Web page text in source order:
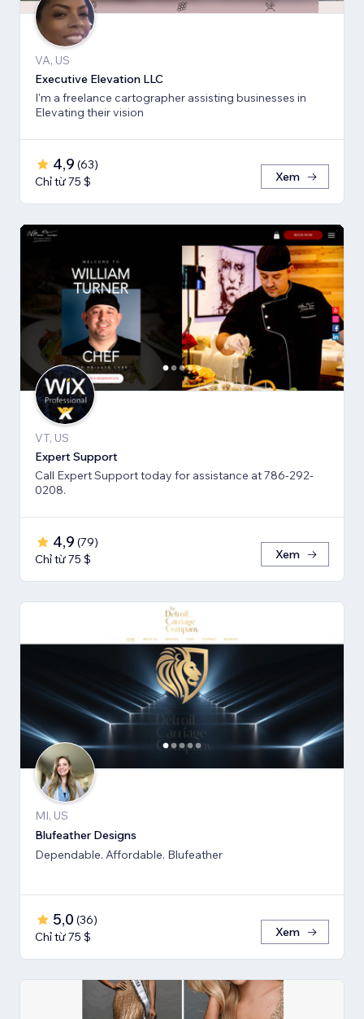
VA, US
Executive Elevation LLC
I'm a freelance cartographer assisting businesses in
Elevating their vision
4,9 (63)
Chỉ từ 75 $
Xem
VT, US
Expert Support
Call Expert Support today for assistance at 786-292-
0208.
4,9 (79)
Chỉ từ 75 $
Xem
MI, US
Blufeather Designs
Dependable. Affordable. Blufeather
5,0 (36)
Chỉ từ 75 $
Xem